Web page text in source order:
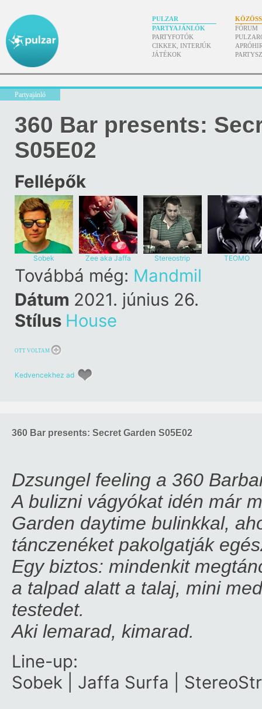
PULZAR
PARTYAJÁNLÓK
PARTYFOTÓK
CIKKEK, INTERJÚK
JÁTÉKOK
FÓRUM
Partyajánló
360 Bar presents:
S05E02
Fellépők
Sobek
Zee aka Jaffa
Surfa
Stereostrip TEOMO
Továbbá még: Mandmil
Dátum 2021. június 26.
Stílus House
OTT VOLTAM
Kedvencekhez ad
360 Bar presents: Secret Garden S05E02
Dzsungel feeling a 360
A bulizni vágyókat idén már
Garden daytime bulinkkal,
tánczenéket pakolgatják
Egy biztos: mindenkit
a talpad alatt a talaj, mini
testedet.
Aki lemarad, kimarad.
Line-up:
Sobek | Jaffa Surfa |